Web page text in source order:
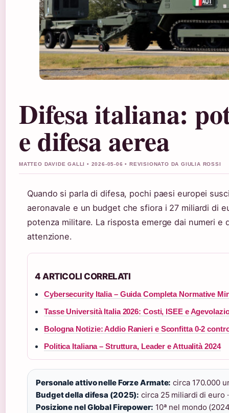
Difesa italiana:
e difesa aerea
MATTEO DAVIDE GALLI • 2026-05-06 • REVISIONATO DA GIULIA ROSSI
Quando si parla di difesa, pochi paesi europei
aeronavale e un budget che sfiora i 27 miliardi di
potenza militare. La risposta emerge dai numeri
attenzione.
4 ARTICOLI CORRELATI
Cybersecurity Italia – Guida Completa Normative
Tasse Università Italia 2026: Costi, ISEE e
Bologna Notizie: Addio Ranieri e Sconfitta 0-2
Politica Italiana – Struttura, Leader e Attualità 2024
Personale attivo nelle Forze Armate: circa 170.000
Budget della difesa (2025): circa 25 miliardi di euro ·
Posizione nel Global Firepower: 10ª nel mondo